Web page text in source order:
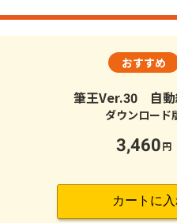
筆王Ver.30 自動
3,460